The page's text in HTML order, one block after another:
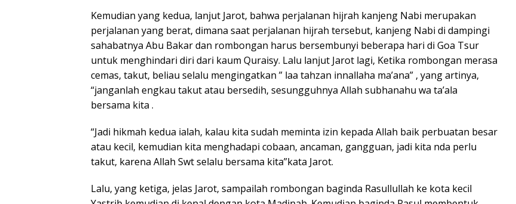
Kemudian yang kedua, lanjut Jarot, bahwa perjalanan hijrah kanjeng Nabi merupakan
perjalanan yang berat, dimana saat perjalanan hijrah tersebut, kanjeng Nabi di dampingi
sahabatnya Abu Bakar dan rombongan harus bersembunyi beberapa hari di Goa Tsur
untuk menghindari diri dari kaum Quraisy. Lalu lanjut Jarot lagi, Ketika rombongan merasa
cemas, takut, beliau selalu mengingatkan ” laa tahzan innallaha ma’ana” , yang artinya,
“janganlah engkau takut atau bersedih, sesungguhnya Allah subhanahu wa ta’ala
bersama kita .
“Jadi hikmah kedua ialah, kalau kita sudah meminta izin kepada Allah baik perbuatan besar
atau kecil, kemudian kita menghadapi cobaan, ancaman, gangguan, jadi kita nda perlu
takut, karena Allah Swt selalu bersama kita”kata Jarot.
Lalu, yang ketiga, jelas Jarot, sampailah rombongan baginda Rasullullah ke kota kecil